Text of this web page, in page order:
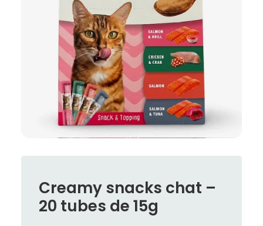
Creamy snacks chat –
20 tubes de 15g